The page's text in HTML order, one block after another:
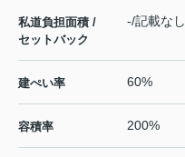
私道負担面積 /
セットバック
-/記載なし
建ぺい率 60%
容積率 200%